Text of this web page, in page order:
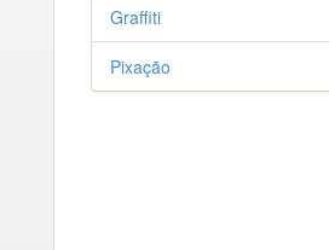
Graffiti
Pixação